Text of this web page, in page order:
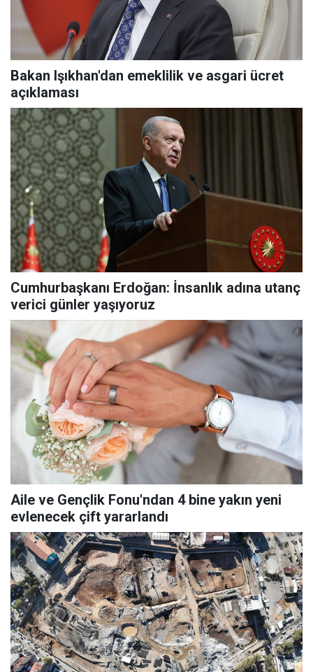
Bakan Işıkhan'dan emeklilik ve asgari ücret
açıklaması
Cumhurbaşkanı Erdoğan: İnsanlık adına utanç
verici günler yaşıyoruz
Aile ve Gençlik Fonu'ndan 4 bine yakın yeni
evlenecek çift yararlandı